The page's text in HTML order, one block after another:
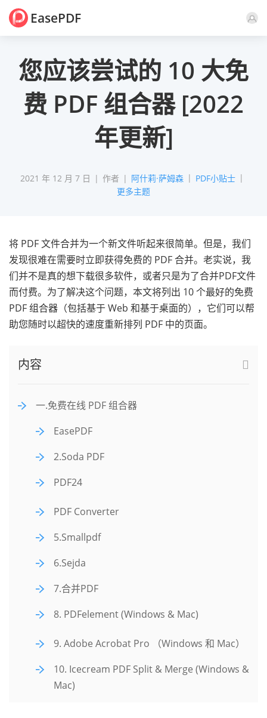
EasePDF
您应该尝试的 10 大免
费 PDF 组合器 [2022
年更新]
2021 年 12 月 7 日 作者 阿什莉·萨姆森
PDF小贴士
更多主题
评论
将 PDF 文件合并为一个新文件听起来很简单。但是，我们
发现很难在需要时立即获得免费的 PDF 合并。老实说，我
们并不是真的想下载很多软件，或者只是为了合并PDF文件
而付费。为了解决这个问题，本文将列出 10 个最好的免费
PDF 组合器（包括基于 Web 和基于桌面的），它们可以帮
助您随时以超快的速度重新排列 PDF 中的页面。
内容
一.免费在线 PDF 组合器
EasePDF
2.Soda PDF
PDF24
PDF Converter
5.Smallpdf
6.Sejda
7.合并PDF
8. PDFelement (Windows & Mac)
9. Adobe Acrobat Pro （Windows 和 Mac）
10. Icecream PDF Split & Merge (Windows &
Mac)